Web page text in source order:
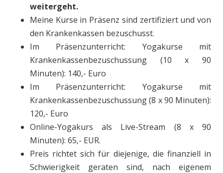
weitergeht.
Meine Kurse in Präsenz sind zertifiziert und von
den Krankenkassen bezuschusst.
Im Präsenzunterricht: Yogakurse mit
Krankenkassenbezuschussung (10 x 90
Minuten): 140,- Euro
Im Präsenzunterricht: Yogakurse mit
Krankenkassenbezuschussung (8 x 90 Minuten):
120,- Euro
Online-Yogakurs als Live-Stream (8 x 90
Minuten): 65,- EUR.
Preis richtet sich für diejenige, die finanziell in
Schwierigkeit geraten sind, nach eigenem